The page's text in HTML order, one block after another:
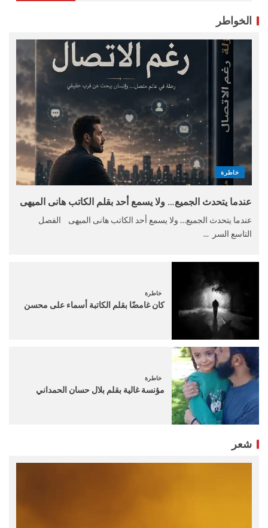
الخواطر
خاطرة
عندما يتحدث الجميع… ولا يسمع أحد بقلم الكاتب هانى الميهى
عندما يتحدث الجميع… ولا يسمع أحد الكاتب هانى الميهى الفصل
التاسع السر ...
خاطرة
كان غامضًا بقلم الكاتبة أسماء على محسن
خاطرة
مؤنسة غالية بقلم بلال حسان الحمداني
شعر